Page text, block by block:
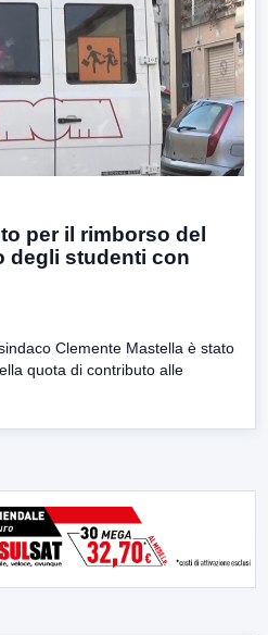
per il rimborso del
degli studenti con
Clemente Mastella è stato
quota di contributo alle